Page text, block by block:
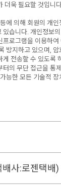
더욱 필요할 것입니
에 의해 회원의 개
습니다. 개인정보
프로그램을 이용하
방지하고 있으며,
전송할 수 있도록
의 무단 접근을 통
능한 모든 기술적
사:로젠택배)